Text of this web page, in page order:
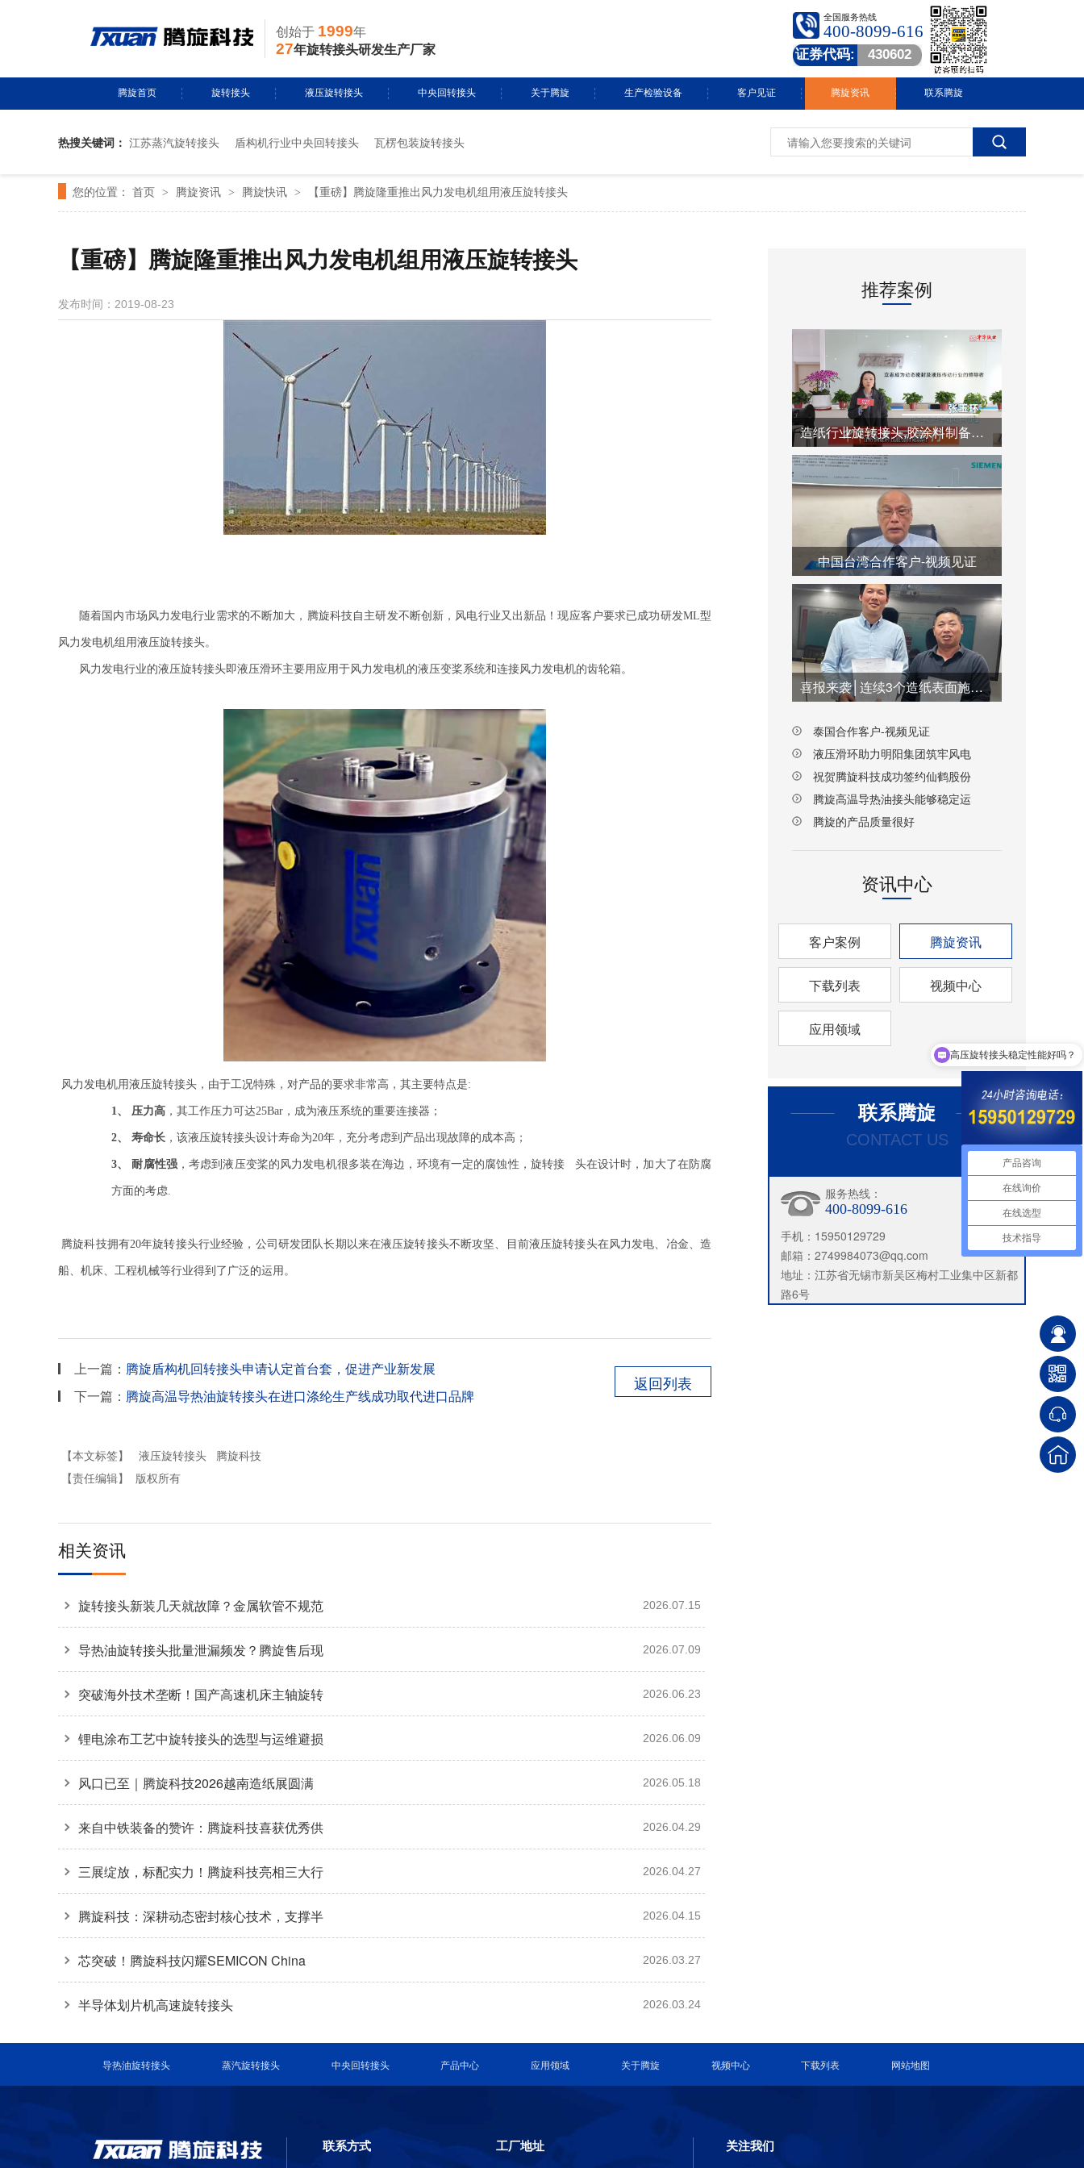
创始于 1999年
27年旋转接头研发生产厂家
全国服务热线
400-8099-616
证券代码: 430602
腾旋首页 旋转接头
水用旋转接头
导热油旋转接头
切削液旋转接头
旋转接头配件
液压旋转接头
风电液压滑环
多通路旋转接头定制
中央回转接头
挖掘机旋转接头
履带吊旋转接头
起重机旋转接头
高空作业车旋转接头
关于腾旋
专利证书
生产检验设备 客户见证 腾旋资讯
腾旋快讯
行业动态
联系腾旋
热搜关键词： 江苏蒸汽旋转接头 盾构机行业中央回转接头 瓦楞包装旋转接头
您的位置： 首页 > 腾旋资讯 > 腾旋快讯 > 【重磅】腾旋隆重推出风力发电机组用液压旋转接头
【重磅】腾旋隆重推出风力发电机组用液压旋转接头
发布时间：2019-08-23
随着国内市场风力发电行业需求的不断加大，腾旋科技自主研发不断创新，风电行业又出新品！现应客户要求已成功研发ML型
风力发电机组用液压旋转接头。
风力发电行业的液压旋转接头即液压滑环主要用应用于风力发电机的液压变桨系统和连接风力发电机的齿轮箱。
风力发电机用液压旋转接头，由于工况特殊，对产品的要求非常高， 其主要特点是:
1、 压力高 ， 其工作压力可达25Bar，成为液压系统的重要连接器；
2、 寿命长 ， 该液压旋转接头设计寿命为20年，充分考虑到产品出现故障的成本高；
3、 耐腐性强，考虑到液压变桨的风力发电机很多装在海边，环境有一定的腐蚀性，旋转接 头在设计时，加大了在防腐
方面的考虑.
腾旋科技拥有20年旋转接头行业经验，公司研发团队长期以来在液压旋转接头不断攻坚、目前液压旋转接头在风力发电、冶金、造
船、机床、工程机械等行业得到了广泛的运用。
上一篇： 腾旋盾构机回转接头申请认定首台套，促进产业新发展
下一篇： 腾旋高温导热油旋转接头在进口涤纶生产线成功取代进口品牌
返回列表
【本文标签】 液压旋转接头
腾旋科技
【责任编辑】
版权所有
相关资讯
旋转接头新装几天就故障？金属软管不规范
安装是主因
2026.07.15
导热油旋转接头批量泄漏频发？腾旋售后现
场拆解揭秘两大核心诱因
2026.07.09
突破海外技术垄断！国产高速机床主轴旋转
接头36000转高转速自主可控
2026.06.23
锂电涂布工艺中旋转接头的选型与运维避损
方案
2026.06.09
风口已至｜腾旋科技2026越南造纸展圆满
收官
2026.05.18
来自中铁装备的赞许：腾旋科技喜获优秀供
应商奖+质量标杆奖
2026.04.29
三展绽放，标配实力！腾旋科技亮相三大行
业盛会
2026.04.27
腾旋科技：深耕动态密封核心技术，支撑半
导体装备关键环节
2026.04.15
芯突破！腾旋科技闪耀SEMICON China
2026
2026.03.27
半导体划片机高速旋转接头 2026.03.24
推荐案例
造纸行业旋转接头,胶涂料制备系统,蒸汽冷凝水系统运用
中国台湾合作客户-视频见证
喜报来袭│连续3个造纸表面施胶系统订单签订合作，共创双赢未来！
泰国合作客户-视频见证
液压滑环助力明阳集团筑牢风电
设备传动安全防线
祝贺腾旋科技成功签约仙鹤股份
湖北项目！
腾旋高温导热油接头能够稳定运
行
腾旋的产品质量很好
资讯中心
客户案例 腾旋资讯
下载列表 视频中心
应用领域
联系腾旋
CONTACT US
服务热线：
400-8099-616
手机：15950129729
邮箱：2749984073@qq.com
地址：江苏省无锡市新吴区梅村工业集中区新都
路6号
导热油旋转接头 蒸汽旋转接头 中央回转接头 产品中心 应用领域 关于腾旋 视频中心 下载列表 网站地图
联系方式 工厂地址 关注我们
产品咨询
在线询价
在线选型
技术指导
旋转接头规格型号有哪些？